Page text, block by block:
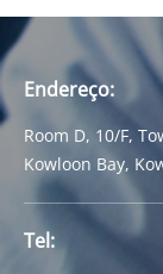
Endereço:
Room D, 10/F,
Kowloon Bay,
Tel: